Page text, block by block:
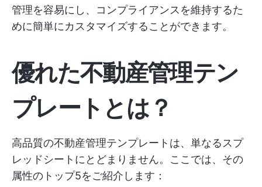
管理を容易にし、コンプライアンスを維持するた
めに簡単にカスタマイズすることができます。
優れた不動産管理テン
プレートとは？
高品質の不動産管理テンプレートは、単なるスプ
レッドシートにとどまりません。ここでは、その
属性のトップ5をご紹介します：